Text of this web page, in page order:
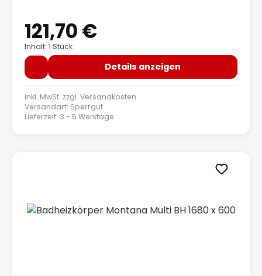
Regulärer Preis:
121,70 €
Inhalt: 1 Stück
Details anzeigen
inkl. MwSt. zzgl. Versandkosten
Versandart: Sperrgut
Lieferzeit: 3 - 5 Werktage